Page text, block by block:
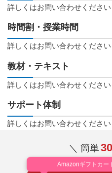
詳しくはお問い合わせください
時間割・授業時間
詳しくはお問い合わせください
教材・テキスト
詳しくはお問い合わせください
サポート体制
詳しくはお問い合わせください
＼ 簡単30
Amazonギフトカー